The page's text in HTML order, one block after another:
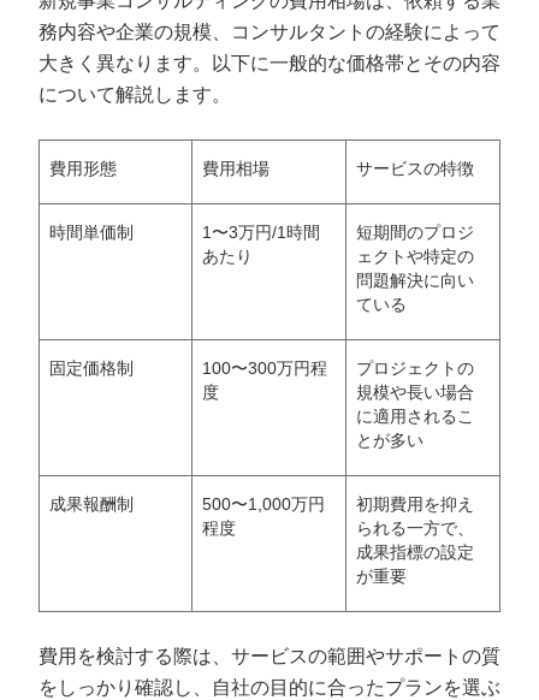
務内容や企業の規模、コンサルタントの経験によって
大きく異なります。以下に一般的な価格帯とその内容
について解説します。
費用形態 費用相場 サービスの特徴
時間単価制
1〜3万円/1時間
あたり
短期間のプロジ
ェクトや特定の
問題解決に向い
ている
固定価格制
100〜300万円程
度
プロジェクトの
規模や長い場合
に適用されるこ
とが多い
成果報酬制
500〜1,000万円
程度
初期費用を抑え
られる一方で、
成果指標の設定
が重要
費用を検討する際は、サービスの範囲やサポートの質
をしっかり確認し、自社の目的に合ったプランを選ぶ